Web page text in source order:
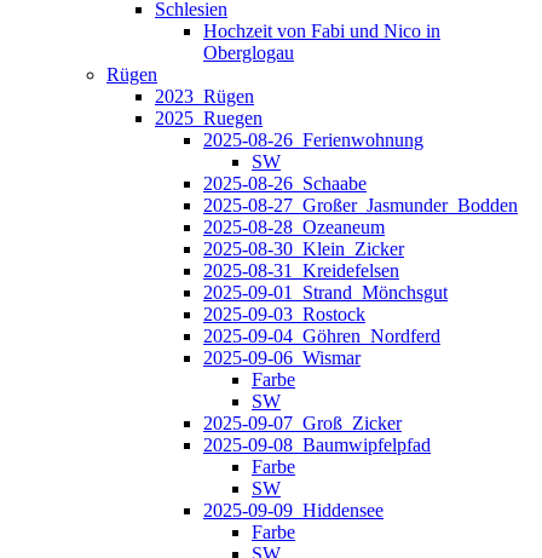
Schlesien
Hochzeit von Fabi und Nico in
Oberglogau
Rügen
2023_Rügen
2025_Ruegen
2025-08-26_Ferienwohnung
SW
2025-08-26_Schaabe
2025-08-27_Großer_Jasmunder_Bodden
2025-08-28_Ozeaneum
2025-08-30_Klein_Zicker
2025-08-31_Kreidefelsen
2025-09-01_Strand_Mönchsgut
2025-09-03_Rostock
2025-09-04_Göhren_Nordferd
2025-09-06_Wismar
Farbe
SW
2025-09-07_Groß_Zicker
2025-09-08_Baumwipfelpfad
Farbe
SW
2025-09-09_Hiddensee
Farbe
SW